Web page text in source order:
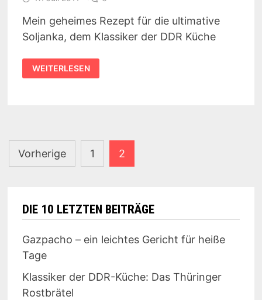
Mein geheimes Rezept für die ultimative
Soljanka, dem Klassiker der DDR Küche
KLASSIKER
DER
DDR
WEITERLESEN
Seitennummerierung
der
Vorherige 1 2
DIE 10 LETZTEN BEITRÄGE
Gazpacho – ein leichtes Gericht für heiße
Tage
Klassiker der DDR-Küche: Das Thüringer
Rostbrätel